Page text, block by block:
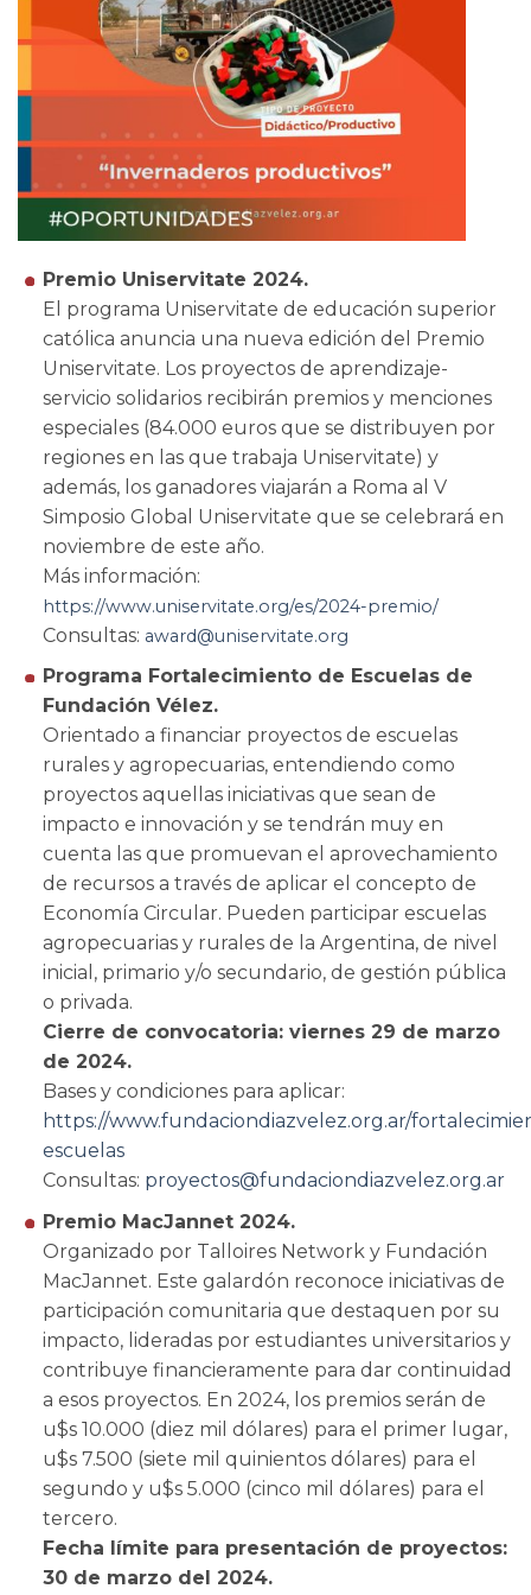
Premio Uniservitate 2024.
El programa Uniservitate de educación superior
católica anuncia una nueva edición del Premio
Uniservitate. Los proyectos de aprendizaje-
servicio solidarios recibirán premios y menciones
especiales (84.000 euros que se distribuyen por
regiones en las que trabaja Uniservitate) y
además, los ganadores viajarán a Roma al V
Simposio Global Uniservitate que se celebrará en
noviembre de este año.
Más información:
https://www.uniservitate.org/es/2024-premio/
Consultas: award@uniservitate.org
Programa Fortalecimiento de Escuelas de
Fundación Vélez.
Orientado a financiar proyectos de escuelas
rurales y agropecuarias, entendiendo como
proyectos aquellas iniciativas que sean de
impacto e innovación y se tendrán muy en
cuenta las que promuevan el aprovechamiento
de recursos a través de aplicar el concepto de
Economía Circular. Pueden participar escuelas
agropecuarias y rurales de la Argentina, de nivel
inicial, primario y/o secundario, de gestión pública
o privada.
Cierre de convocatoria: viernes 29 de marzo
de 2024.
Bases y condiciones para aplicar:
https://www.fundaciondiazvelez.org.ar/
escuelas
Consultas: proyectos@fundaciondiazvelez.org.ar
Premio MacJannet 2024.
Organizado por Talloires Network y Fundación
MacJannet. Este galardón reconoce iniciativas de
participación comunitaria que destaquen por su
impacto, lideradas por estudiantes universitarios y
contribuye financieramente para dar continuidad
a esos proyectos. En 2024, los premios serán de
u$s 10.000 (diez mil dólares) para el primer lugar,
u$s 7.500 (siete mil quinientos dólares) para el
segundo y u$s 5.000 (cinco mil dólares) para el
tercero.
Fecha límite para presentación de proyectos:
30 de marzo del 2024.